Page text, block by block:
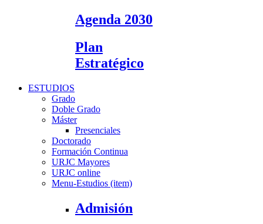
Agenda 2030
Plan
Estratégico
ESTUDIOS
Grado
Doble Grado
Máster
Presenciales
Doctorado
Formación Continua
URJC Mayores
URJC online
Menu-Estudios (item)
Admisión